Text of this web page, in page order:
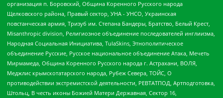
организация п. Боровский, Община Коренного Русского народа
Щелковского района, Правый сектор, УНА - УНСО, Украинская
повстанческая армия, Тризуб им. Степана Бандеры, Братство, Белый Крест,
Misanthropic division, Религиозное объединение последователей инглиизма,
Народная Социальная Инициатива, TulaSkins, Этнополитическое
объединение Русские, Русское национальное объединение Атака, Мечеть
Мирмамеда, Община Коренного Русского народа г. Астрахани, ВОЛЯ,
Меджлис крымскотатарского народа, Рубеж Севера, ТОЙС, О
противодействии экстремистской деятельности, РЕВТАТПОД, Артподготовка,
Штольц, В честь иконы Божией Матери Державная, Сектор 16,